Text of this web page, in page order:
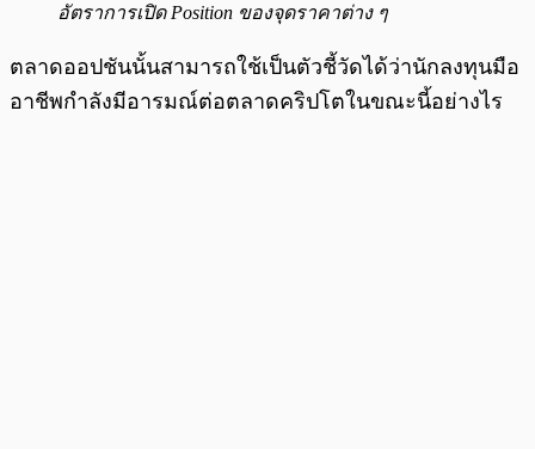
อัตราการเปิด Position ของจุดราคาต่าง ๆ
ตลาดออปชันนั้นสามารถใช้เป็นตัวชี้วัดได้ว่านักลงทุนมือ
อาชีพกำลังมีอารมณ์ต่อตลาดคริปโตในขณะนี้อย่างไร